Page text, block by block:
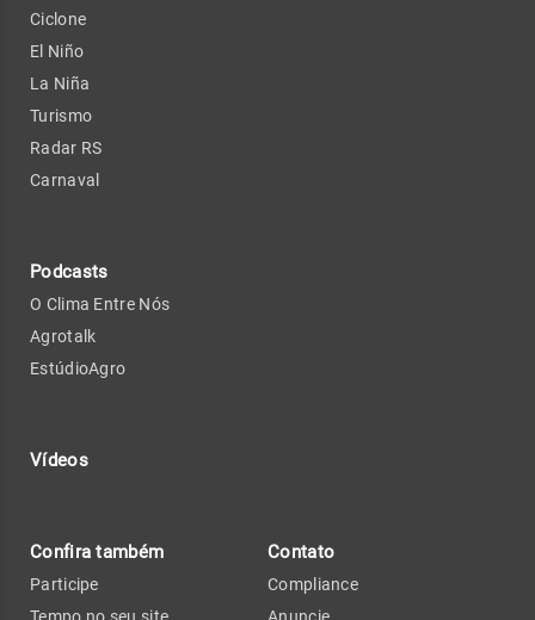
Ciclone
El Niño
La Niña
Turismo
Radar RS
Carnaval
Podcasts
O Clima Entre Nós
Agrotalk
EstúdioAgro
Vídeos
Confira também
Participe
Tempo no seu site
Contato
Compliance
Anuncie